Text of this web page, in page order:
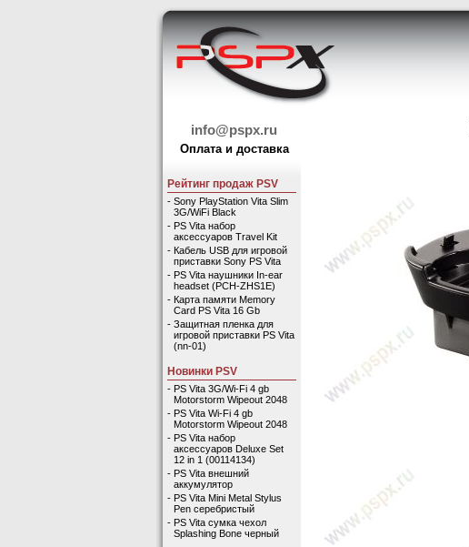
info@pspx.ru
Оплата и доставка
Рейтинг продаж PSV
- Sony PlayStation Vita Slim
3G/WiFi Black
- PS Vita набор
аксессуаров Travel Kit
- Кабель USB для игровой
приставки Sony PS Vita
- PS Vita наушники In-ear
headset (PCH-ZHS1E)
- Карта памяти Memory
Card PS Vita 16 Gb
- Защитная пленка для
игровой приставки PS Vita
(nn-01)
Новинки PSV
- PS Vita 3G/Wi-Fi 4 gb
Motorstorm Wipeout 2048
- PS Vita Wi-Fi 4 gb
Motorstorm Wipeout 2048
- PS Vita набор
аксессуаров Deluxe Set
12 in 1 (00114134)
- PS Vita внешний
аккумулятор
- PS Vita Mini Metal Stylus
Pen серебристый
- PS Vita сумка чехол
Splashing Bone черный